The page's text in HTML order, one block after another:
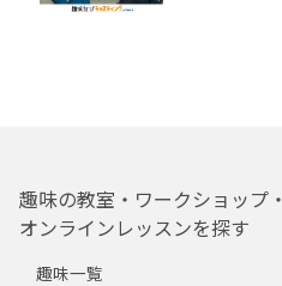
趣味の教室・ワークショップ・
オンラインレッスンを探す
趣味一覧